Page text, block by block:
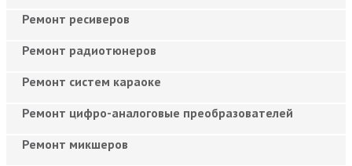
Ремонт ресиверов
Ремонт радиотюнеров
Ремонт систем караоке
Ремонт цифро-аналоговые преобразователей
Ремонт микшеров